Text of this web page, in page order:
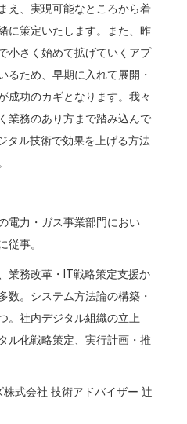
え、実現可能なところから着
に策定いたします。また、昨
小さく始めて拡げていくアプ
るため、早期に入れて展開・
成功のカギとなります。我々
業務のあり方まで踏み込んで
タル技術で効果を上げる方法
電力・ガス事業部門におい
従事。
業務改革・IT戦略策定支援か
数。システム方法論の構築・
。社内デジタル組織の立上
ル化戦略策定、実行計画・推
式会社 技術アドバイザー 辻